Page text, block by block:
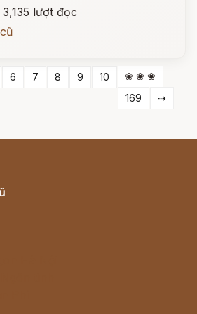
3,135 lượt đọc
6 7 8 9 10
❀ ❀ ❀
169
⇢